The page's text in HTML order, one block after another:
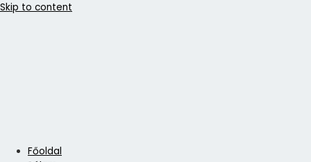
Skip to content
Főoldal